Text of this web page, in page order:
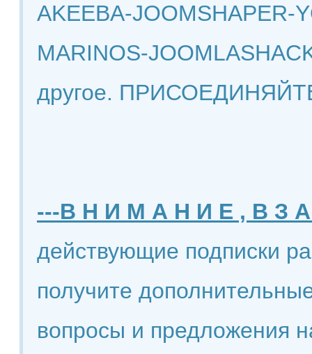
AKEEBA-JOOMSHAPER-
MARINOS-
другое.
---В Н И М А Н И Е , В З
действующие подписки
получите
вопросы и предложения